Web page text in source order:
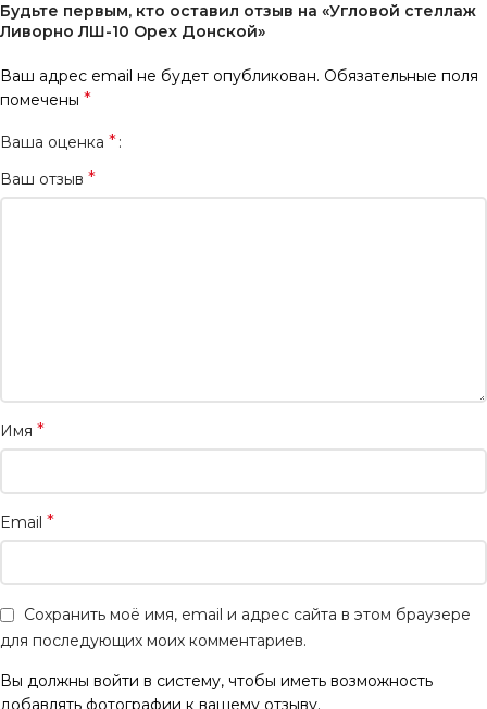
Будьте первым, кто оставил отзыв на «Угловой стеллаж
Ливорно ЛШ-10 Орех Донской»
Ваш адрес email не будет опубликован. Обязательные поля
помечены *
Ваша оценка *
Ваш отзыв *
Имя *
Email *
Сохранить моё имя, email и адрес сайта в этом браузере
для последующих моих комментариев.
Вы должны войти в систему, чтобы иметь возможность
добавлять фотографии к вашему отзыву.